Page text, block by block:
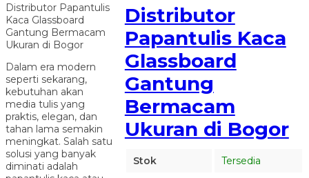
Distributor
Papantulis Kaca
Glassboard
Gantung
Bermacam
Ukuran di Bogor
Stok
Tersedia
Distributor Papantulis
Kaca Glassboard
Gantung Bermacam
Ukuran di Bogor
Dalam era modern
seperti sekarang,
kebutuhan akan
media tulis yang
praktis, elegan, dan
tahan lama semakin
meningkat. Salah satu
solusi yang banyak
diminati adalah